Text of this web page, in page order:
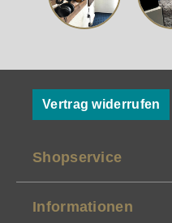
Vertrag widerrufen
Shopservice
Informationen